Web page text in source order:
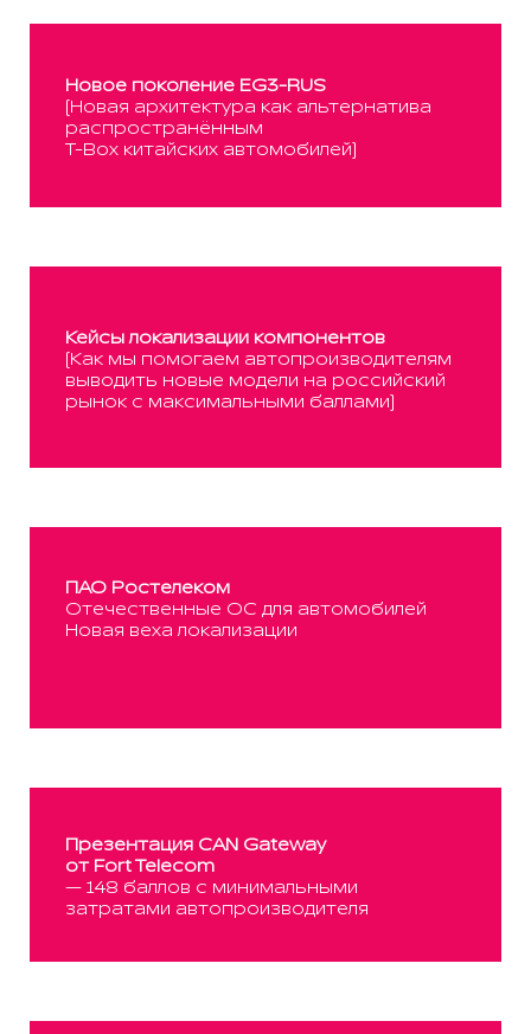
Новое поколение EG3-RUS
(Новая архитектура как альтернатива
распространённым
T-Box китайских автомобилей)
Кейсы локализации компонентов
(Как мы помогаем автопроизводителям
выводить новые модели на российский
рынок с максимальными баллами)
ПАО Ростелеком
Отечественные ОС для автомобилей
Новая веха локализации
Презентация CAN Gateway
от Fort Telecom
— 148 баллов с минимальными
затратами автопроизводителя